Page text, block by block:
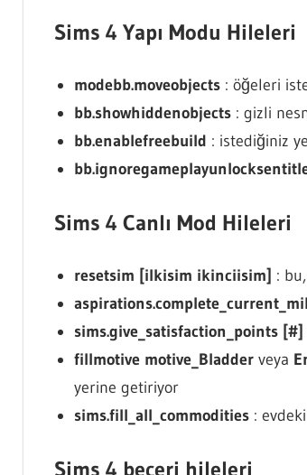
Sims 4 Yapı Modu Hileleri
modebb.moveobjects : öğeleri
bb.showhiddenobjects : gizli
bb.enablefreebuild : istediğiniz
Sims 4 Canlı Mod Hileleri
resetsim [ilkisim ikinciisim] :
sims.give_satisfaction_points [#]
fillmotive motive_Bladder veya
yerine getiriyor
sims.fill_all_commodities :
Sims 4 beceri hileleri